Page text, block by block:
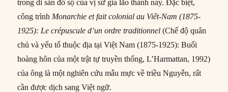
trong di sản đồ sộ của vị sử gia lão thành này. Đặc biệt,
công trình Monarchie et fait colonial au Viêt-Nam (1875-
1925): Le crépuscule d’un ordre traditionnel (Chế độ quân
chủ và yếu tố thuộc địa tại Việt Nam (1875-1925): Buổi
hoàng hôn của một trật tự truyền thống, L’Harmattan, 1992)
của ông là một nghiên cứu mẫu mực về triều Nguyễn, rất
cần được dịch sang Việt ngữ.